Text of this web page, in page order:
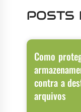
POSTS
Como
contra a
arquivos